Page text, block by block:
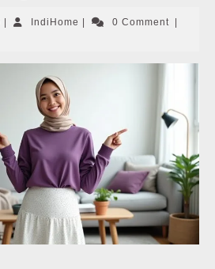
NovemberIndiHome IndiHome0 Comment